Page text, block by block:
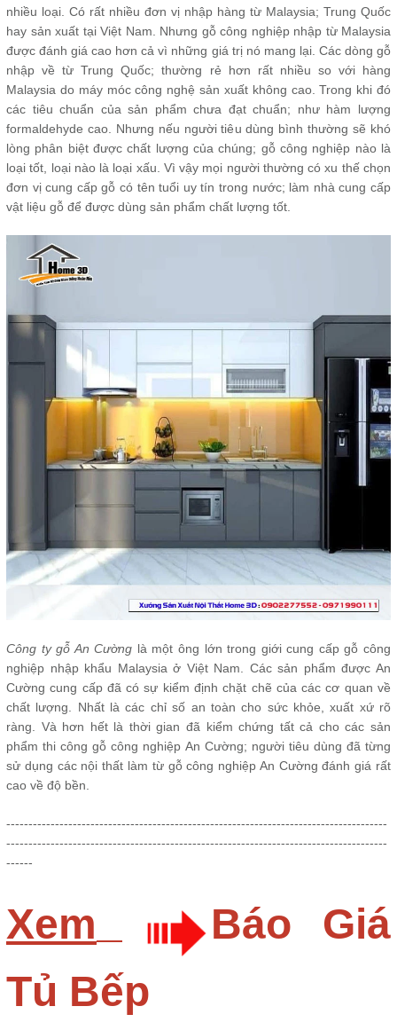
nhiều loại. Có rất nhiều đơn vị nhập hàng từ Malaysia; Trung Quốc
hay sản xuất tại Việt Nam. Nhưng gỗ công nghiệp nhập từ Malaysia
được đánh giá cao hơn cả vì những giá trị nó mang lại. Các dòng gỗ
nhập về từ Trung Quốc; thường rẻ hơn rất nhiều so với hàng
Malaysia do máy móc công nghệ sản xuất không cao. Trong khi đó
các tiêu chuẩn của sản phẩm chưa đạt chuẩn; như hàm lượng
formaldehyde cao. Nhưng nếu người tiêu dùng bình thường sẽ khó
lòng phân biệt được chất lượng của chúng; gỗ công nghiệp nào là
loại tốt, loại nào là loại xấu. Vì vậy mọi người thường có xu thế chọn
đơn vị cung cấp gỗ có tên tuổi uy tín trong nước; làm nhà cung cấp
vật liệu gỗ để được dùng sản phẩm chất lượng tốt.
Công ty gỗ An Cường là một ông lớn trong giới cung cấp gỗ công
nghiệp nhập khẩu Malaysia ở Việt Nam. Các sản phẩm được An
Cường cung cấp đã có sự kiểm định chặt chẽ của các cơ quan về
chất lượng. Nhất là các chỉ số an toàn cho sức khỏe, xuất xứ rõ
ràng. Và hơn hết là thời gian đã kiểm chứng tất cả cho các sản
phẩm thi công gỗ công nghiệp An Cường; người tiêu dùng đã từng
sử dụng các nội thất làm từ gỗ công nghiệp An Cường đánh giá rất
cao về độ bền.
--------------------------------------------------------------------------------------
--------------------------------------------------------------------------------------
------
Xem
Báo Giá
Tủ Bếp